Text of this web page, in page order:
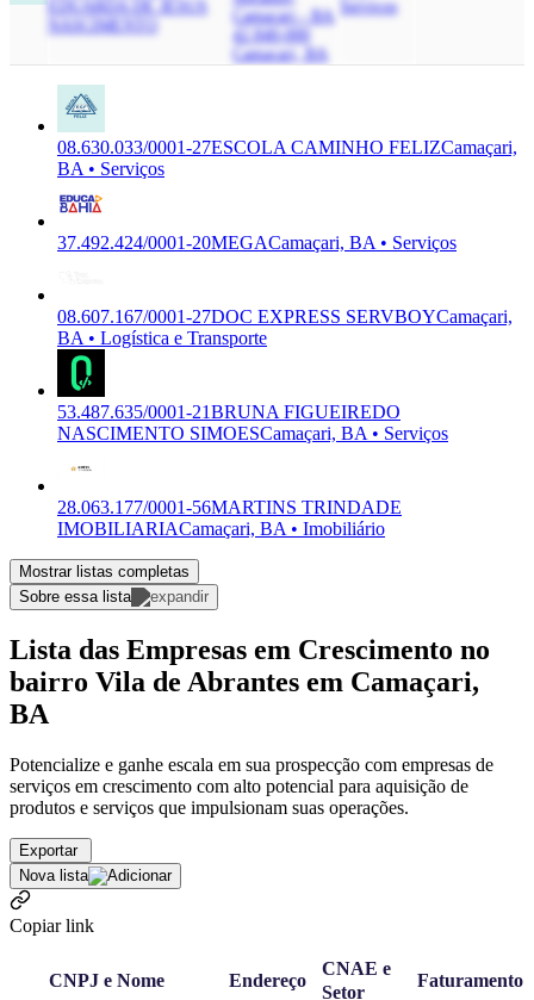
EDUARDA DE JESUS
NASCIMENTO
Camacari - BA,
42.840-000
Camaçari, BA
Serviços
08.630.033/0001-27ESCOLA CAMINHO FELIZCamaçari,
BA • Serviços
37.492.424/0001-20MEGACamaçari, BA • Serviços
08.607.167/0001-27DOC EXPRESS SERVBOYCamaçari,
BA • Logística e Transporte
53.487.635/0001-21BRUNA FIGUEIREDO
NASCIMENTO SIMOESCamaçari, BA • Serviços
28.063.177/0001-56MARTINS TRINDADE
IMOBILIARIACamaçari, BA • Imobiliário
Mostrar listas completas
Sobre essa lista
Lista das Empresas em Crescimento no
bairro Vila de Abrantes em Camaçari,
BA
Potencialize e ganhe escala em sua prospecção com empresas de
serviços em crescimento com alto potencial para aquisição de
produtos e serviços que impulsionam suas operações.
Exportar
Nova lista
Copiar link
CNPJ e Nome Endereço
CNAE e
Setor
Faturamento